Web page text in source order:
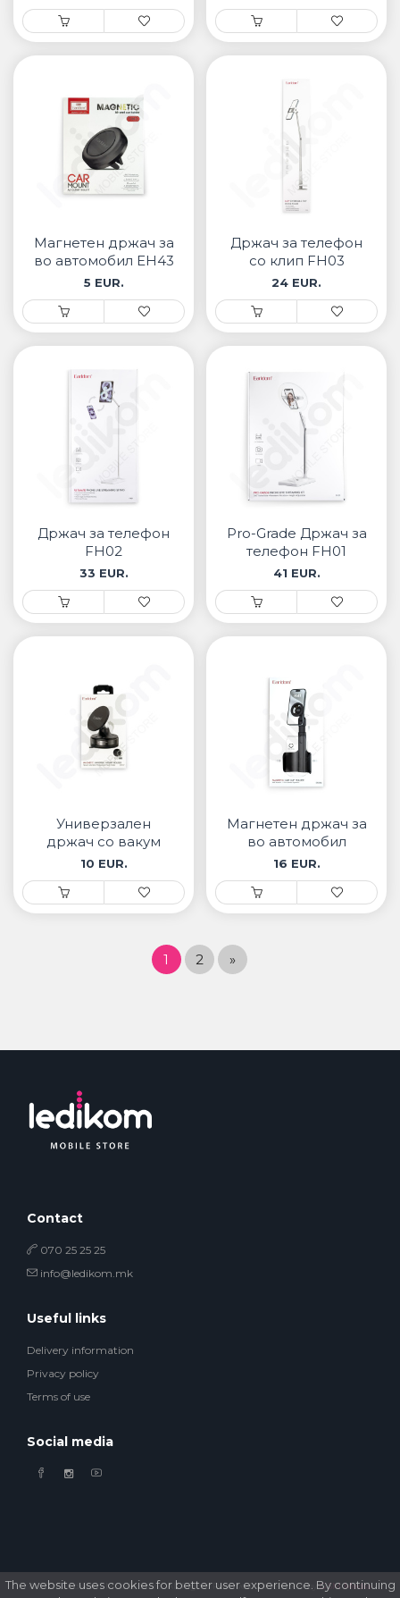
Магнетен држач за
во автомобил EH43
5 EUR.
Држач за телефон
со клип FH03
24 EUR.
Држач за телефон
FH02
33 EUR.
Pro-Grade Држач за
телефон FH01
41 EUR.
Универзален
држач со вакум
EH317
10 EUR.
Магнетен држач за
во автомобил
EH345
16 EUR.
1 2 »
The website uses cookies for better user experience. By continuing
Contact
070 25 25 25
info@ledikom.mk
Useful links
Delivery information
Privacy policy
Terms of use
Social media
© 2026 Ledikom Mobile Store. All Rights Reserved. Developed byGSM Media